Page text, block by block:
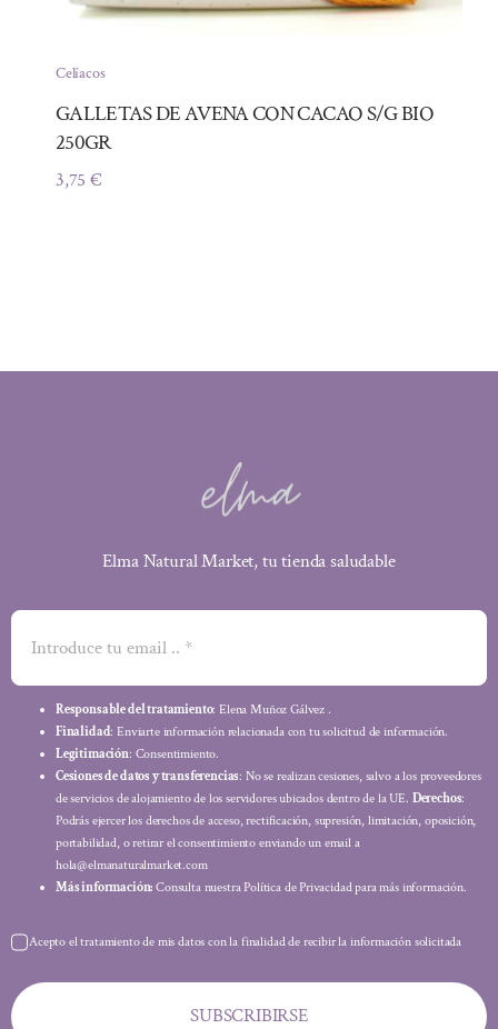
Celíacos
GALLETAS DE AVENA CON CACAO S/G BIO
250GR
3,75€
Elma Natural Market, tu tienda saludable
Responsable del tratamiento: Elena Muñoz Gálvez .
Finalidad: Enviarte información relacionada con tu solicitud de información.
Legitimación: Consentimiento.
Cesiones de datos y transferencias: No se realizan cesiones, salvo a los proveedores
de servicios de alojamiento de los servidores ubicados dentro de la UE. Derechos:
Podrás ejercer los derechos de acceso, rectificación, supresión, limitación, oposición,
portabilidad, o retirar el consentimiento enviando un email a
hola@elmanaturalmarket.com
Más información: Consulta nuestra Política de Privacidad para más información.
Acepto el tratamiento de mis datos con la finalidad de recibir la información solicitada
SUBSCRIBIRSE